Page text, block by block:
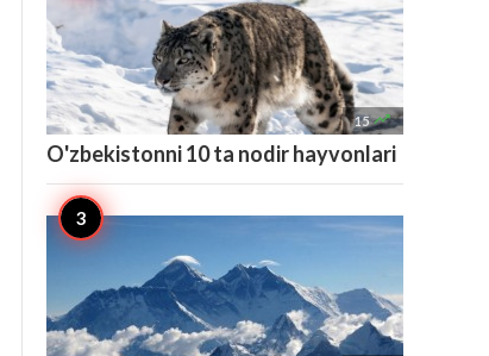
15 
O'zbekistonni 10 ta nodir hayvonlari